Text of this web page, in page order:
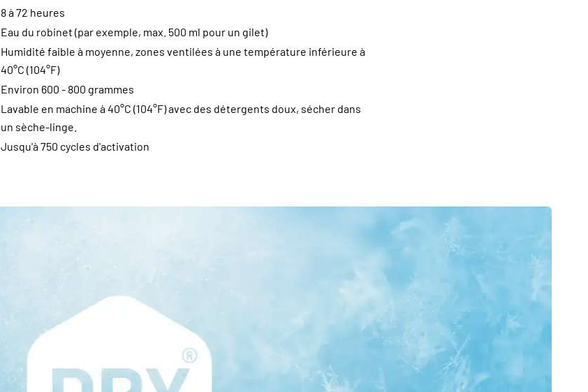
8 à 72 heures
Eau du robinet (par exemple, max. 500 ml pour un gilet)
Humidité faible à moyenne, zones ventilées à une température inférieure à
40°C (104°F)
Environ 600 - 800 grammes
Lavable en machine à 40°C (104°F) avec des détergents doux, sécher dans
un sèche-linge.
Jusqu'à 750 cycles d'activation